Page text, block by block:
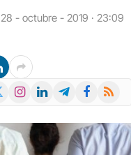
28 - octubre - 2019 · 23:09
Instagram
LinkedInTelegramFacebook
RSS